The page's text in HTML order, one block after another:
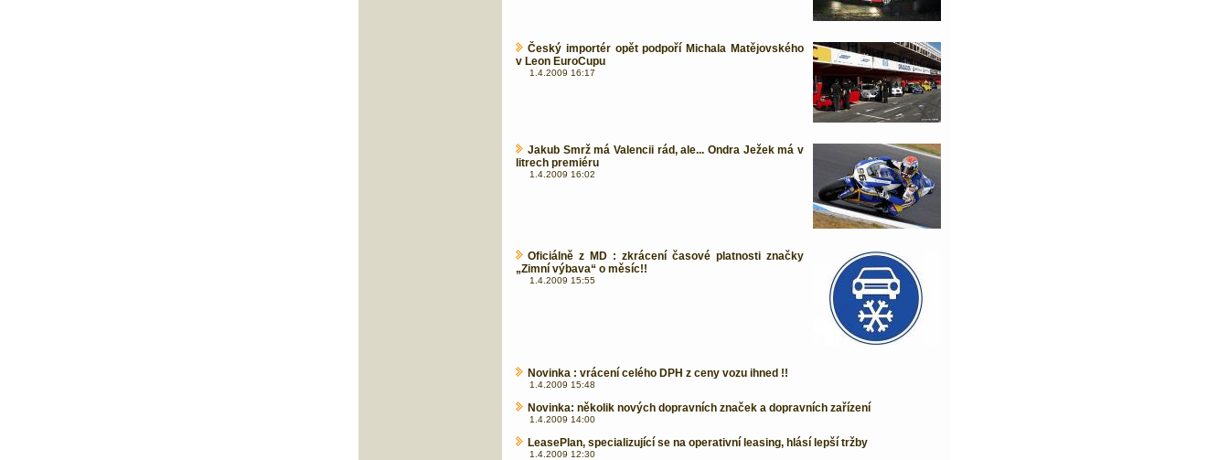
Český importér opět podpoří Michala Matějovského
v Leon EuroCupu
1.4.2009 16:17
Jakub Smrž má Valencii rád, ale... Ondra Ježek má v
litrech premiéru
1.4.2009 16:02
Oficiálně z MD : zkrácení časové platnosti značky
„Zimní výbava“ o měsíc!!
1.4.2009 15:55
Novinka : vrácení celého DPH z ceny vozu ihned !!
1.4.2009 15:48
Novinka: několik nových dopravních značek a dopravních zařízení
1.4.2009 14:00
LeasePlan, specializující se na operativní leasing, hlásí lepší tržby
1.4.2009 12:30